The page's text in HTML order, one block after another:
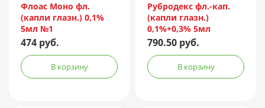
Флоас Моно фл.
(капли глазн.) 0,1%
5мл №1
474 руб.
В корзину
Рубродекс фл.-кап.
(капли глазн.)
0,1%+0,3% 5мл
790.50 руб.
В корзину